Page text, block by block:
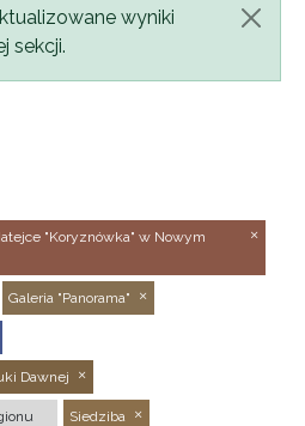
wyniki
sekcji.
"Koryznówka" w Nowym
Galeria "Panorama"
Dawnej
Siedziba